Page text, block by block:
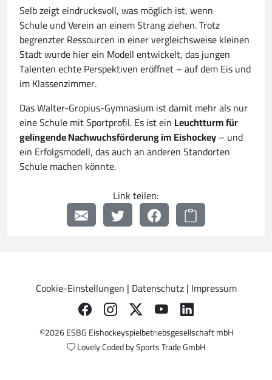
Selb zeigt eindrucksvoll, was möglich ist, wenn
Schule und Verein an einem Strang ziehen. Trotz
begrenzter Ressourcen in einer vergleichsweise kleinen
Stadt wurde hier ein Modell entwickelt, das jungen
Talenten echte Perspektiven eröffnet – auf dem Eis und
im Klassenzimmer.
Das Walter-Gropius-Gymnasium ist damit mehr als nur
eine Schule mit Sportprofil. Es ist ein Leuchtturm für
gelingende Nachwuchsförderung im Eishockey– und
ein Erfolgsmodell, das auch an anderen Standorten
Schule machen könnte.
Link teilen:
Cookie-Einstellungen | Datenschutz| Impressum
©2026 ESBG Eishockeyspielbetriebsgesellschaft mbH
Lovely Coded bySports Trade GmbH